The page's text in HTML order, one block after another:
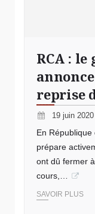
RCA :
reprise
19 juin 2020
En
prépare
ont dû fermer
cours,…
SAVOIR PLUS